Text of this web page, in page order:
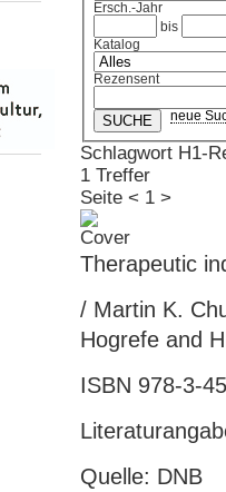
Ersch.-Jahr
bis
Katalog
Rezensent
neue
Schlagwort H1-
1 Treffer
Seite < 1 >
Therapeutic
/ Martin K.
Hogrefe and
ISBN 978-3-
Quelle: DNB